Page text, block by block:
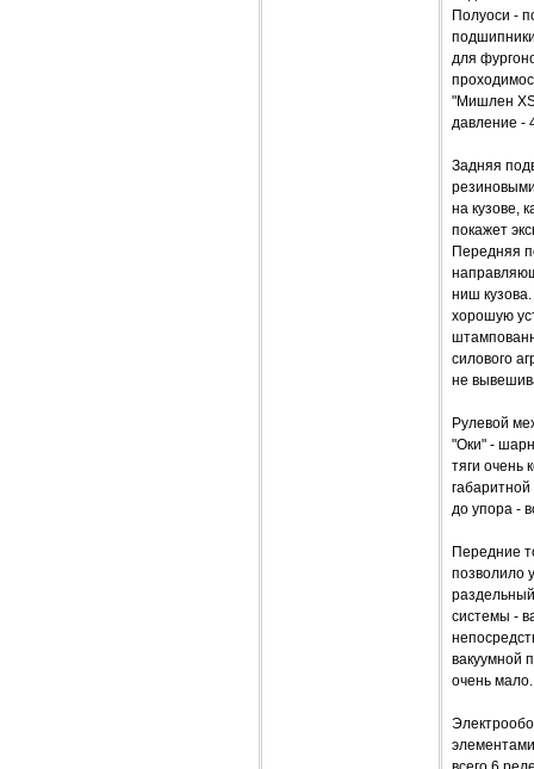
Полуоси -
для
"Мишлен
давление -
Задняя
на кузове,
покажет
Передняя
ниш
хорошую
силового
не
Рулевой
"Оки" -
тяги очень
до упора -
Передние
позволило
системы -
вакуумной
очень мало.